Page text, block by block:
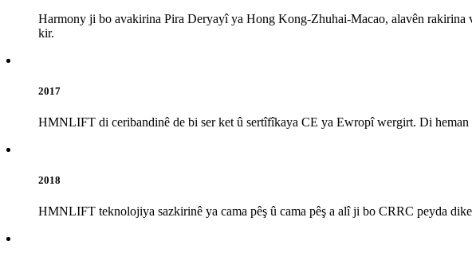
Harmony ji bo avakirina Pira Deryayî ya Hong Kong-Zhuhai-Macao, alavên
kir.
2017
HMNLIFT di ceribandinê de bi ser ket û sertîfîkaya CE ya Ewropî wergirt. Di heman
2018
HMNLIFT teknolojiya sazkirinê ya cama pêş û cama pêş a alî ji bo CRRC peyda